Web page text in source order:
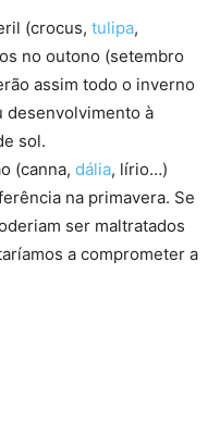
(crocus, tulipa,
no outono (setembro
assim todo o inverno
desenvolvimento à
sol.
(canna, dália, lírio…)
na primavera. Se
ser maltratados
a comprometer a